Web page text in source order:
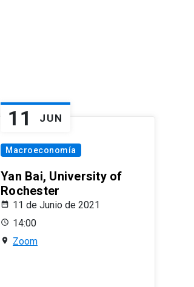
11 JUN
Macroeconomía
Yan Bai, University of
Rochester
11 de Junio de 2021
14:00
Zoom